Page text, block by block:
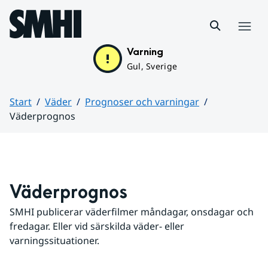
Hoppa till sidans innehåll
Varning
Gul, Sverige
Start Väder
Prognoser och varningar
Väderprognos
Väderprognos
SMHI publicerar väderfilmer måndagar, onsdagar och
fredagar. Eller vid särskilda väder- eller
varningssituationer.